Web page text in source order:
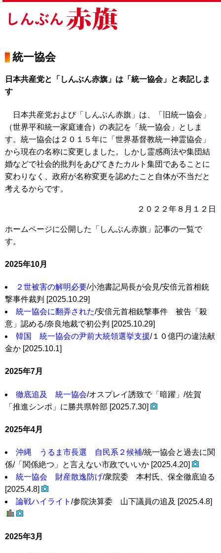
統一協会
日本共産党と「しんぶん赤旗」は「統一協会」と表記しま
す
日本共産党および「しんぶん赤旗」は、「旧統一協会」
（世界平和統一家庭連合）の表記を「統一協会」としま
す。統一協会は２０１５年に「世界基督教統一神霊協会」
から現在の名称に変更しました。しかし霊感商法や集団結
婚などで社会的批判をあびてきたカルト集団であることに
変わりなく、政府が名称変更を認めたこと自体が不当だと
考えるからです。
２０２２年８月１２日
ホームページに公開した「しんぶん赤旗」記事の一覧で
す。
2025年10月
２世被害の解明必要/小池書記局長が会見/安倍元首相銃
撃事件裁判 [2025.10.29]
統一協会に翻弄された/安倍元首相銃撃事件 被告「殺
意」認める/奈良地裁で初公判 [2025.10.29]
韓国 統一協会の尹前大統領選挙支援/１０億円の違法献
金か [2025.10.1]
2025年7月
徹底追及 統一協会/オスプレイ誘致で「暗躍」/佐賀
「推進シンポ」に勝共県幹部 [2025.7.30]
2025年4月
沖縄 うるま市長選 自民系２候補/統一協会と過去に関
係/「関係絶つ」と言えない市政でいいか [2025.4.20]
統一協会 財産散逸防げ/衆院委 本村氏、保全徹底迫る
[2025.4.8]
論戦ハイライト /参院決算委 山下議員の追及 [2025.4.8]
2025年3月